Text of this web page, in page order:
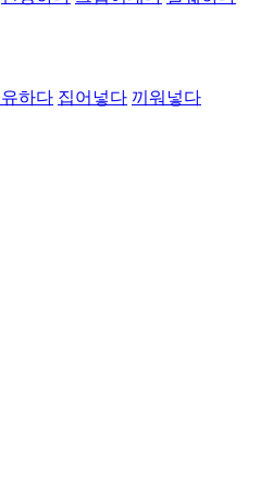
유하다 집어넣다 끼워넣다